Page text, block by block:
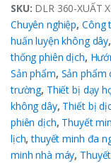
SKU: DLR 360-XUẤT
Chuyên nghiệp, Công
huấn luyện không dây,
thống phiên dịch,
Sản phẩm, Sản phẩm
trường, Thiết bị dạy
không dây, Thiết bị
phiên dịch, Thuyết
lịch,thuyết minh đa
minh nhà máy,